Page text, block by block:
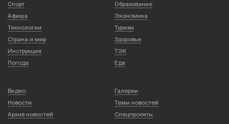
Спорт
Образование
Афиша
Экономика
Технологии
Туризм
Страна и мир
Здоровье
Инструкция
ТЭК
Погода
Еда
Видео
Галереи
Новости
Темы новостей
Архив новостей
Спецпроекты